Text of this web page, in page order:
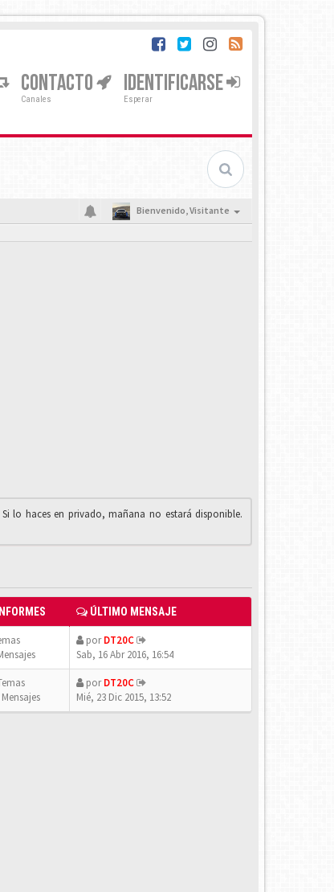
CONTACTO
Canales
IDENTIFICARSE
Esperar
Bienvenido,Visitante
lo haces en privado, mañana no estará disponible.
INFORMES ÚLTIMO MENSAJE
porDT20C
Sab, 16 Abr 2016, 16:54
Mensajes
porDT20C
Mié, 23 Dic 2015, 13:52